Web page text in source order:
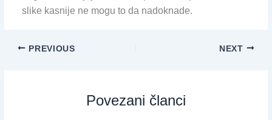
slike kasnije ne mogu to da nadoknade.
PREVIOUS NEXT
Povezani članci